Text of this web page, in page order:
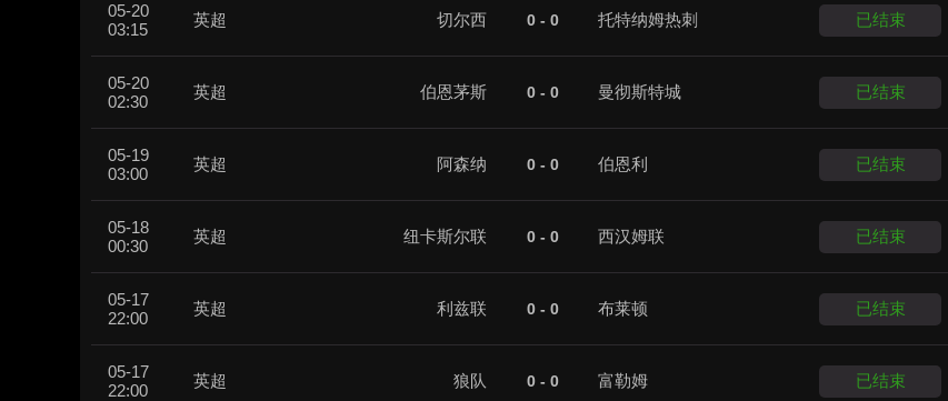
05-20
03:15
英超 切尔西 0 - 0 托特纳姆热刺 已结束
05-20
02:30
英超 伯恩茅斯 0 - 0 曼彻斯特城 已结束
05-19
03:00
英超 阿森纳 0 - 0 伯恩利 已结束
05-18
00:30
英超 纽卡斯尔联 0 - 0 西汉姆联 已结束
05-17
22:00
英超 利兹联 0 - 0 布莱顿 已结束
05-17
22:00
英超 狼队 0 - 0 富勒姆 已结束